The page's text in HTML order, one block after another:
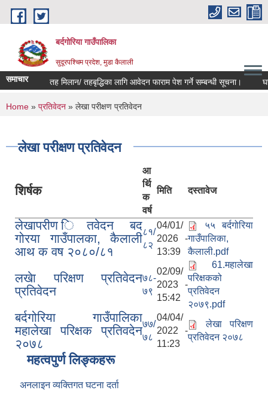
Skip to main content
बर्दगोरिया गाउँपालिका
सुदूरपश्चिम प्रदेश, मुडा कैलाली
समाचार तह मिलान/ तहबृद्धिका लागि आवेदन फाराम पेश गर्ने सम्बन्धी सूचना।
You are here
Home » प्रतिवेदन » लेखा परीक्षण प्रतिवेदन
लेखा परीक्षण प्रतिवेदन
शिर्षक
आ
र्थि
क
वर्ष
मिति दस्तावेज
लेखापरीण ितवेदन बद
गोरया गाउँपालका, कैलाली
आथ क वष २०८०/८१
८१/
८२
04/01/
2026 -
13:39
५५ बर्दगोरिया
गाउँपालिका,
कैलाली.pdf
लखेा परिक्षण प्रतिवेदन
प्रतिवेदन
७८-
७९
02/09/
2023 -
15:42
61.महालेखा
परिक्षकको
प्रतिवेदन
२०७९.pdf
बर्दगोरिया गाउँपालिका
महालेखा परिक्षक प्रतिवदेन
२०७८
७७/
७८
04/04/
2022 -
11:23
लेखा परिक्षण
प्रतिवेदन २०७८
महत्वपुर्ण लिङ्कहरू
अनलाइन व्यक्तिगत घटना दर्ता